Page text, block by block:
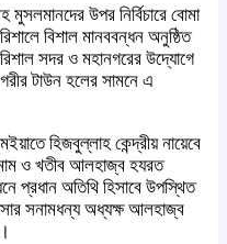
মুসলমানদের উপর নির্বিচারে বোমা
বিশাল মানববন্ধন অনুষ্ঠিত
সদর ও মহানগরের উদ্যোগে
টাউন হলের সামনে এ
হিজবুল্লাহ কেন্দ্রীয় নায়েবে
ও খতীব আলহাজ্ব হযরত
প্রধান অতিথি হিসাবে উপস্থিত
সনামধন্য অধ্যক্ষ আলহাজ্ব